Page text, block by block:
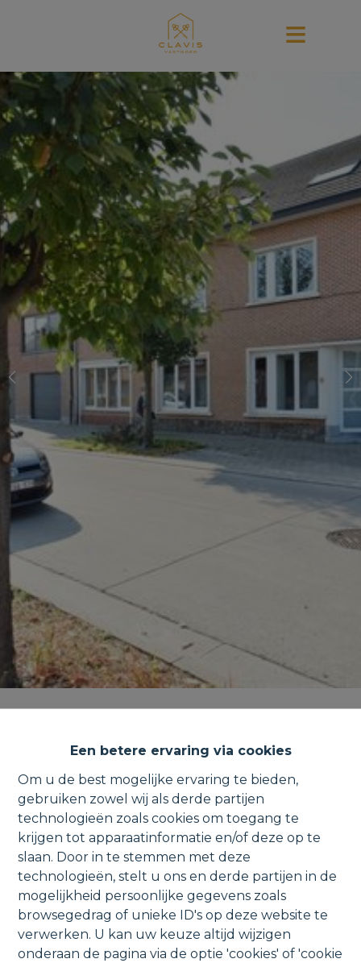
Een betere ervaring via cookies
Om u de best mogelijke ervaring te bieden,
gebruiken zowel wij als derde partijen
technologieën zoals cookies om toegang te
krijgen tot apparaatinformatie en/of deze op te
slaan. Door in te stemmen met deze
technologieën, stelt u ons en derde partijen in de
mogelijkheid persoonlijke gegevens zoals
browsegedrag of unieke ID's op deze website te
verwerken. U kan uw keuze altijd wijzigen
onderaan de pagina via de optie 'cookies' of 'cookie
Gezellig, energiezuinig
appartement nabij het centrum.
Kerselaarlaan 2 4, 1880 Kapelle-op-den-Bos
VERHUURD
Vorige Lijst Volgende